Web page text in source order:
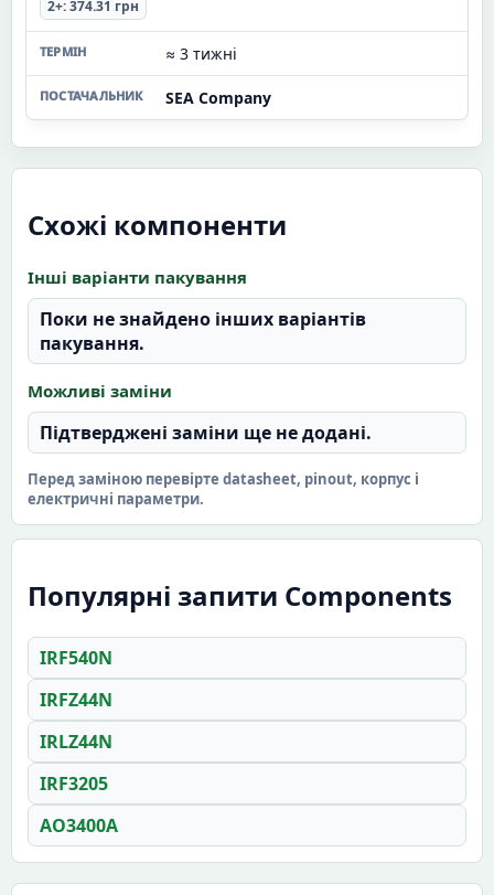
2+: 374.31 грн
≈ 3 тижні
SEA Company
Схожі компоненти
Інші варіанти пакування
Поки не знайдено інших варіантів
пакування.
Можливі заміни
Підтверджені заміни ще не додані.
Перед заміною перевірте datasheet, pinout, корпус і
електричні параметри.
Популярні запити Components
IRF540N
IRFZ44N
IRLZ44N
IRF3205
AO3400A